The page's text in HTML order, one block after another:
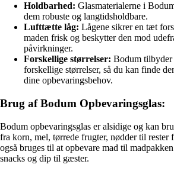
Holdbarhed: Glasmaterialerne i
dem robuste og langtidsholdbare.
Lufttætte låg: Lågene sikrer en tæt
maden frisk og beskytter den mod
påvirkninger.
Forskellige størrelser: Bodum tilbyder
forskellige størrelser, så du kan finde
dine opbevaringsbehov.
Brug af Bodum Opbevaringsglas:
Bodum opbevaringsglas er alsidige og kan
fra korn, mel, tørrede frugter, nødder til rester
også bruges til at opbevare mad til
snacks og dip til gæster.